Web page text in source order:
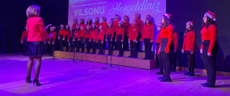
KURUMSAL